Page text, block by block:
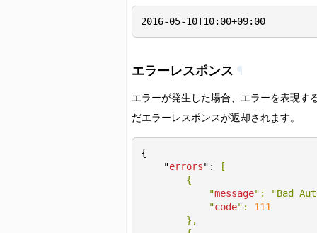
2016-05-10T10:00+09:00
エラーレスポンス ¶
エラーが発生した場合、エラーを表現す
だエラーレスポンスが返却されます。
{
    "
errors":
[
        {
            "
message":
"Bad
            "
code": 111
},